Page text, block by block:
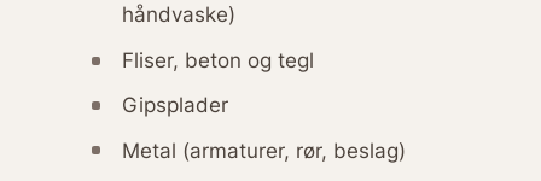
håndvaske)
Fliser, beton og tegl
Gipsplader
Metal (armaturer, rør, beslag)